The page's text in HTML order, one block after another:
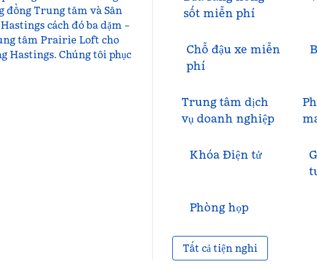
đồng Trung tâm và Sân
cách đó ba dặm –
tâm Prairie Loft cho
Hastings. Chúng tôi phục
sốt miễn phí
Chỗ đậu xe miễn
phí
Trung tâm dịch
vụ doanh nghiệp
Khóa Điện tử
Phòng họp
Tất cả tiện nghi